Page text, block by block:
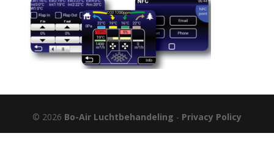
© 2026 Bo-Air Luchtbehandeling - Privacy Policy